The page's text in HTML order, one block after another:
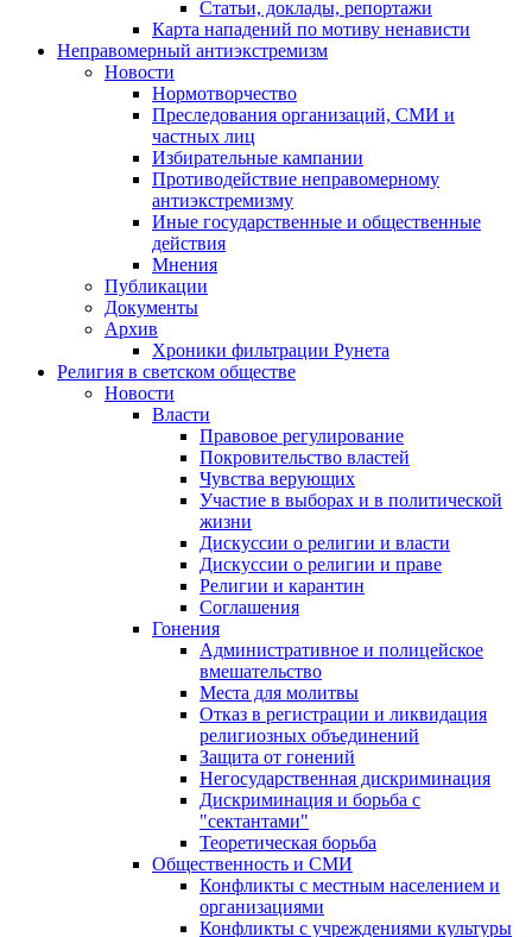
Статьи, доклады, репортажи
Карта нападений по мотиву ненависти
Неправомерный антиэкстремизм
Новости
Нормотворчество
Преследования организаций, СМИ и
частных лиц
Избирательные кампании
Противодействие неправомерному
антиэкстремизму
Иные государственные и общественные
действия
Мнения
Публикации
Документы
Архив
Хроники фильтрации Рунета
Религия в светском обществе
Новости
Власти
Правовое регулирование
Покровительство властей
Чувства верующих
Участие в выборах и в политической
жизни
Дискуссии о религии и власти
Дискуссии о религии и праве
Религии и карантин
Соглашения
Гонения
Административное и полицейское
вмешательство
Места для молитвы
Отказ в регистрации и ликвидация
религиозных объединений
Защита от гонений
Негосударственная дискриминация
Дискриминация и борьба с
"сектантами"
Теоретическая борьба
Общественность и СМИ
Конфликты с местным населением и
организациями
Конфликты с учреждениями культуры